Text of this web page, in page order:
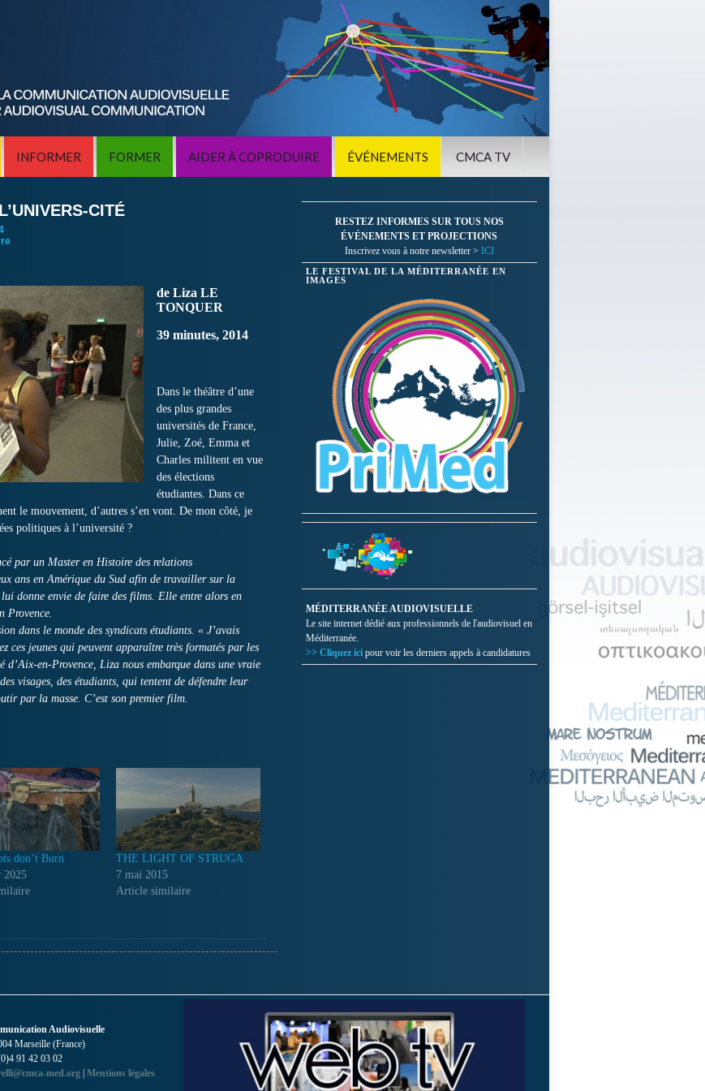
INFORMER FORMER AIDER À COPRODUIRE ÉVÉNEMENTS CMCA TV
CITÉ
de Liza LE
TONQUER
39 minutes, 2014
Dans le théâtre d’une
des plus grandes
universités de France,
Julie, Zoé, Emma et
Charles militent en vue
des élections
étudiantes. Dans ce
le mouvement, d’autres s’en vont. De mon côté, je
politiques à l’université ?
par un Master en Histoire des relations
ans en Amérique du Sud afin de travailler sur la
donne envie de faire des films. Elle entre alors en
Provence.
dans le monde des syndicats étudiants. « J’avais
ces jeunes qui peuvent apparaître très formatés par les
en-Provence, Liza nous embarque dans une vraie
visages, des étudiants, qui tentent de défendre leur
par la masse. C’est son premier film.
don’t Burn
2025
THE LIGHT OF STRUGA
7 mai 2015
Article similaire
RESTEZ INFORMES SUR TOUS NOS
ÉVÉNEMENTS ET PROJECTIONS
Inscrivez vous à notre newsletter > ICI
LE FESTIVAL DE LA MÉDITERRANÉE EN
IMAGES
MÉDITERRANÉE AUDIOVISUELLE
Le site internet dédié aux professionnels de l'audiovisuel en
Méditerranée.
>> Cliquez ici pour voir les derniers appels à candidatures
Audiovisuelle
Marseille (France)
91 42 03 02
med.org | Mentions légales